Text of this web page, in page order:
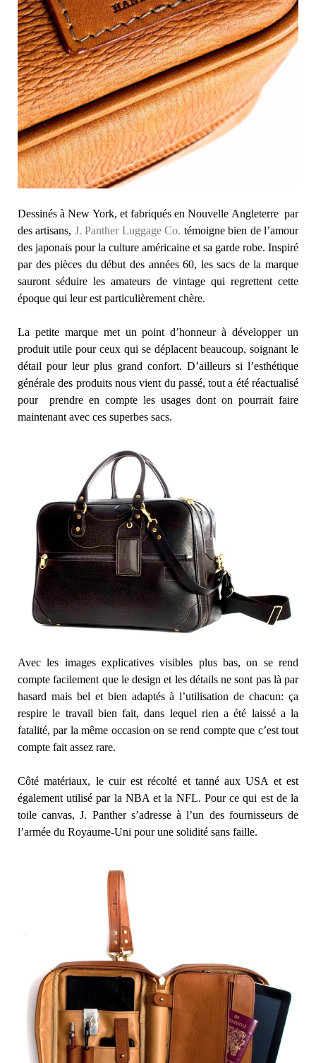
Dessinés à New York, et fabriqués en Nouvelle Angleterre par
des artisans, J. Panther Luggage Co. témoigne bien de l’amour
des japonais pour la culture américaine et sa garde robe. Inspiré
par des pièces du début des années 60, les sacs de la marque
sauront séduire les amateurs de vintage qui regrettent cette
époque qui leur est particulièrement chère.
La petite marque met un point d’honneur à développer un
produit utile pour ceux qui se déplacent beaucoup, soignant le
détail pour leur plus grand confort. D’ailleurs si l’esthétique
générale des produits nous vient du passé, tout a été réactualisé
pour prendre en compte les usages dont on pourrait faire
maintenant avec ces superbes sacs.
Avec les images explicatives visibles plus bas, on se rend
compte facilement que le design et les détails ne sont pas là par
hasard mais bel et bien adaptés à l’utilisation de chacun: ça
respire le travail bien fait, dans lequel rien a été laissé a la
fatalité, par la même occasion on se rend compte que c’est tout
compte fait assez rare.
Côté matériaux, le cuir est récolté et tanné aux USA et est
également utilisé par la NBA et la NFL. Pour ce qui est de la
toile canvas, J. Panther s’adresse à l’un des fournisseurs de
l’armée du Royaume-Uni pour une solidité sans faille.